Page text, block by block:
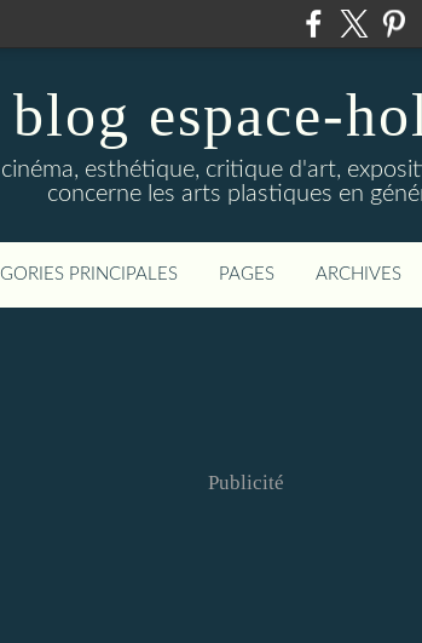
espace-
esthétique, critique d'art,
concerne les arts plastiques en
PRINCIPALES PAGES ARCHIVES
Publicité